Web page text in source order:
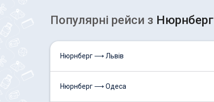
Популярні рейcи з Нюрнберг
Нюрнберг ⟶ Львів
Нюрнберг ⟶ Одеса